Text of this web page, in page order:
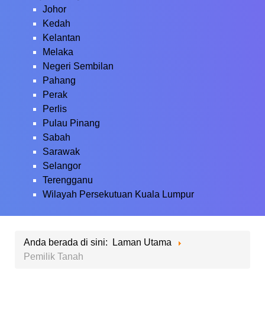
Johor
Kedah
Kelantan
Melaka
Negeri Sembilan
Pahang
Perak
Perlis
Pulau Pinang
Sabah
Sarawak
Selangor
Terengganu
Wilayah Persekutuan Kuala Lumpur
Anda berada di sini:
Laman Utama
Pemilik Tanah